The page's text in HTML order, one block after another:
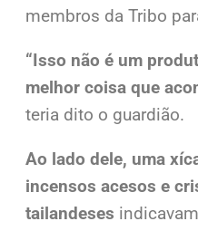
membros da Tribo
“Isso não é um
melhor coisa que
teria dito o guardião.
Ao lado dele, uma
incensos acesos e
tailandeses